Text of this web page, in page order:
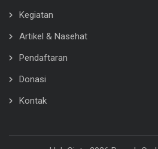
Kegiatan
Artikel & Nasehat
Pendaftaran
Donasi
Kontak